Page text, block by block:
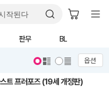
판무 BL
옵션
트 프러포즈 (19세 개정판)